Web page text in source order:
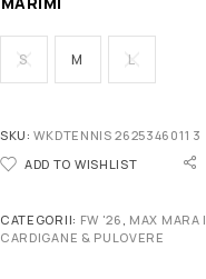
S M L
SKU:WKDTENNIS 2625346011 3
ADD TO WISHLIST
CATEGORII: FW '26 , MAX MARA |
CARDIGANE & PULOVERE